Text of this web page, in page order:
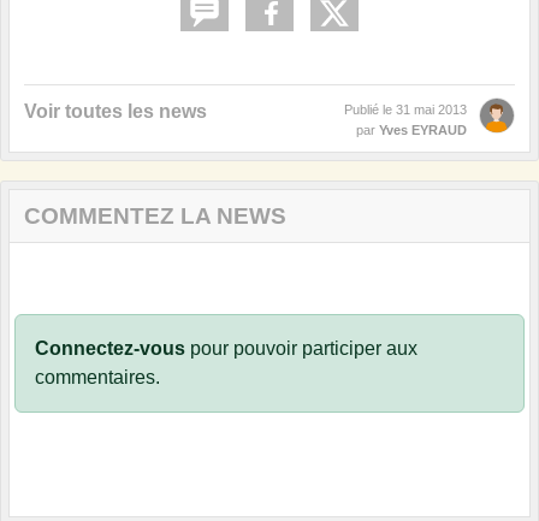
Voir toutes les news Publié le 31 mai 2013
par Yves EYRAUD
COMMENTEZ LA NEWS
Connectez-vous pour pouvoir participer aux
commentaires.